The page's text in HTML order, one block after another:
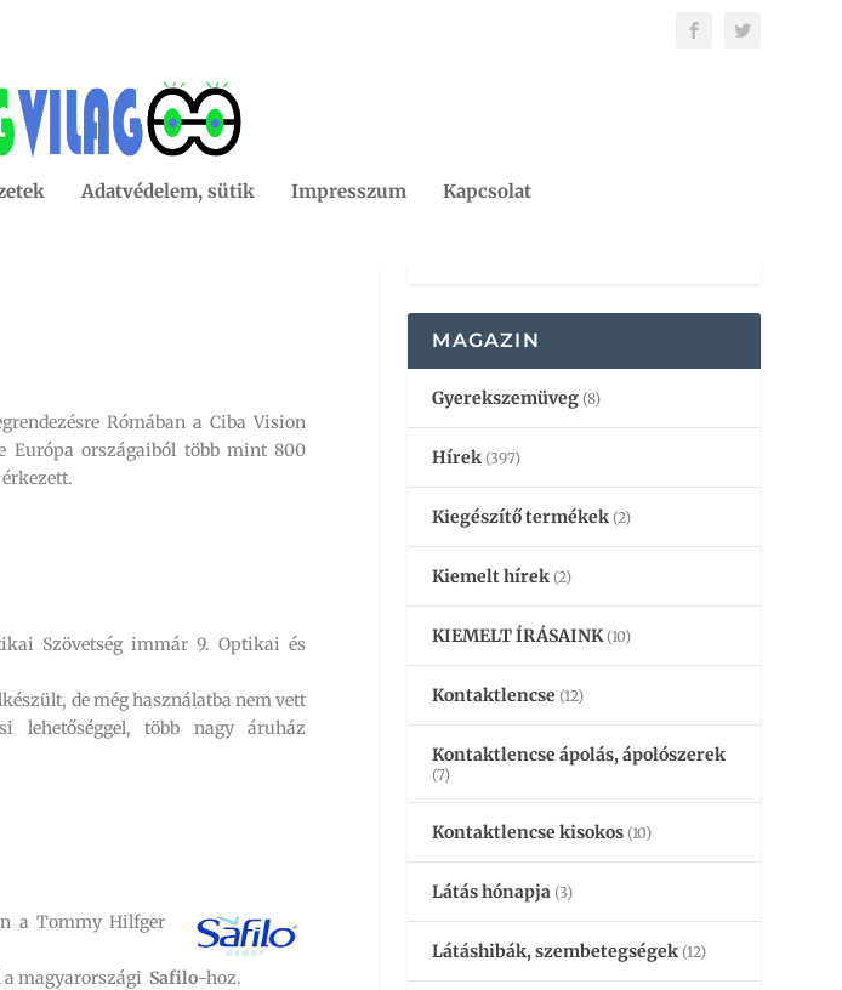
Adatvédelem, sütik Impresszum Kapcsolat
Rómában a Ciba Vision
Európa országaiból több mint 800
Szövetség immár 9. Optikai és
de még használatba nem vett
lehetőséggel, több nagy áruház
a Tommy Hilfger
a magyarországi Safilo-hoz.
MAGAZIN
Gyerekszemüveg (8)
Hírek (397)
Kiegészítő termékek (2)
Kiemelt hírek (2)
KIEMELT ÍRÁSAINK(10)
Kontaktlencse (12)
Kontaktlencse ápolás, ápolószerek
(7)
Kontaktlencse kisokos (10)
Látás hónapja (3)
Látáshibák, szembetegségek (12)